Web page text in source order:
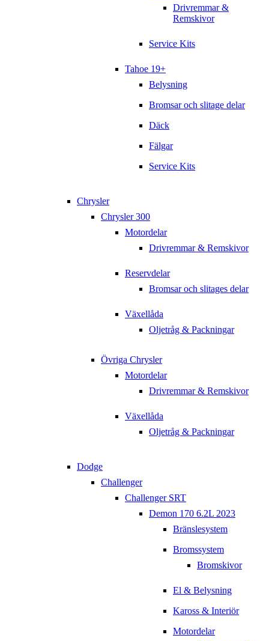
Drivremmar &
Remskivor
Service Kits
Tahoe 19+
Belysning
Bromsar och slitage delar
Däck
Fälgar
Service Kits
Chrysler
Chrysler 300
Motordelar
Drivremmar & Remskivor
Reservdelar
Bromsar och slitages delar
Växellåda
Oljetråg & Packningar
Övriga Chrysler
Motordelar
Drivremmar & Remskivor
Växellåda
Oljetråg & Packningar
Dodge
Challenger
Challenger SRT
Demon 170 6.2L 2023
Bränslesystem
Bromssystem
Bromskivor
El & Belysning
Kaross & Interiör
Motordelar